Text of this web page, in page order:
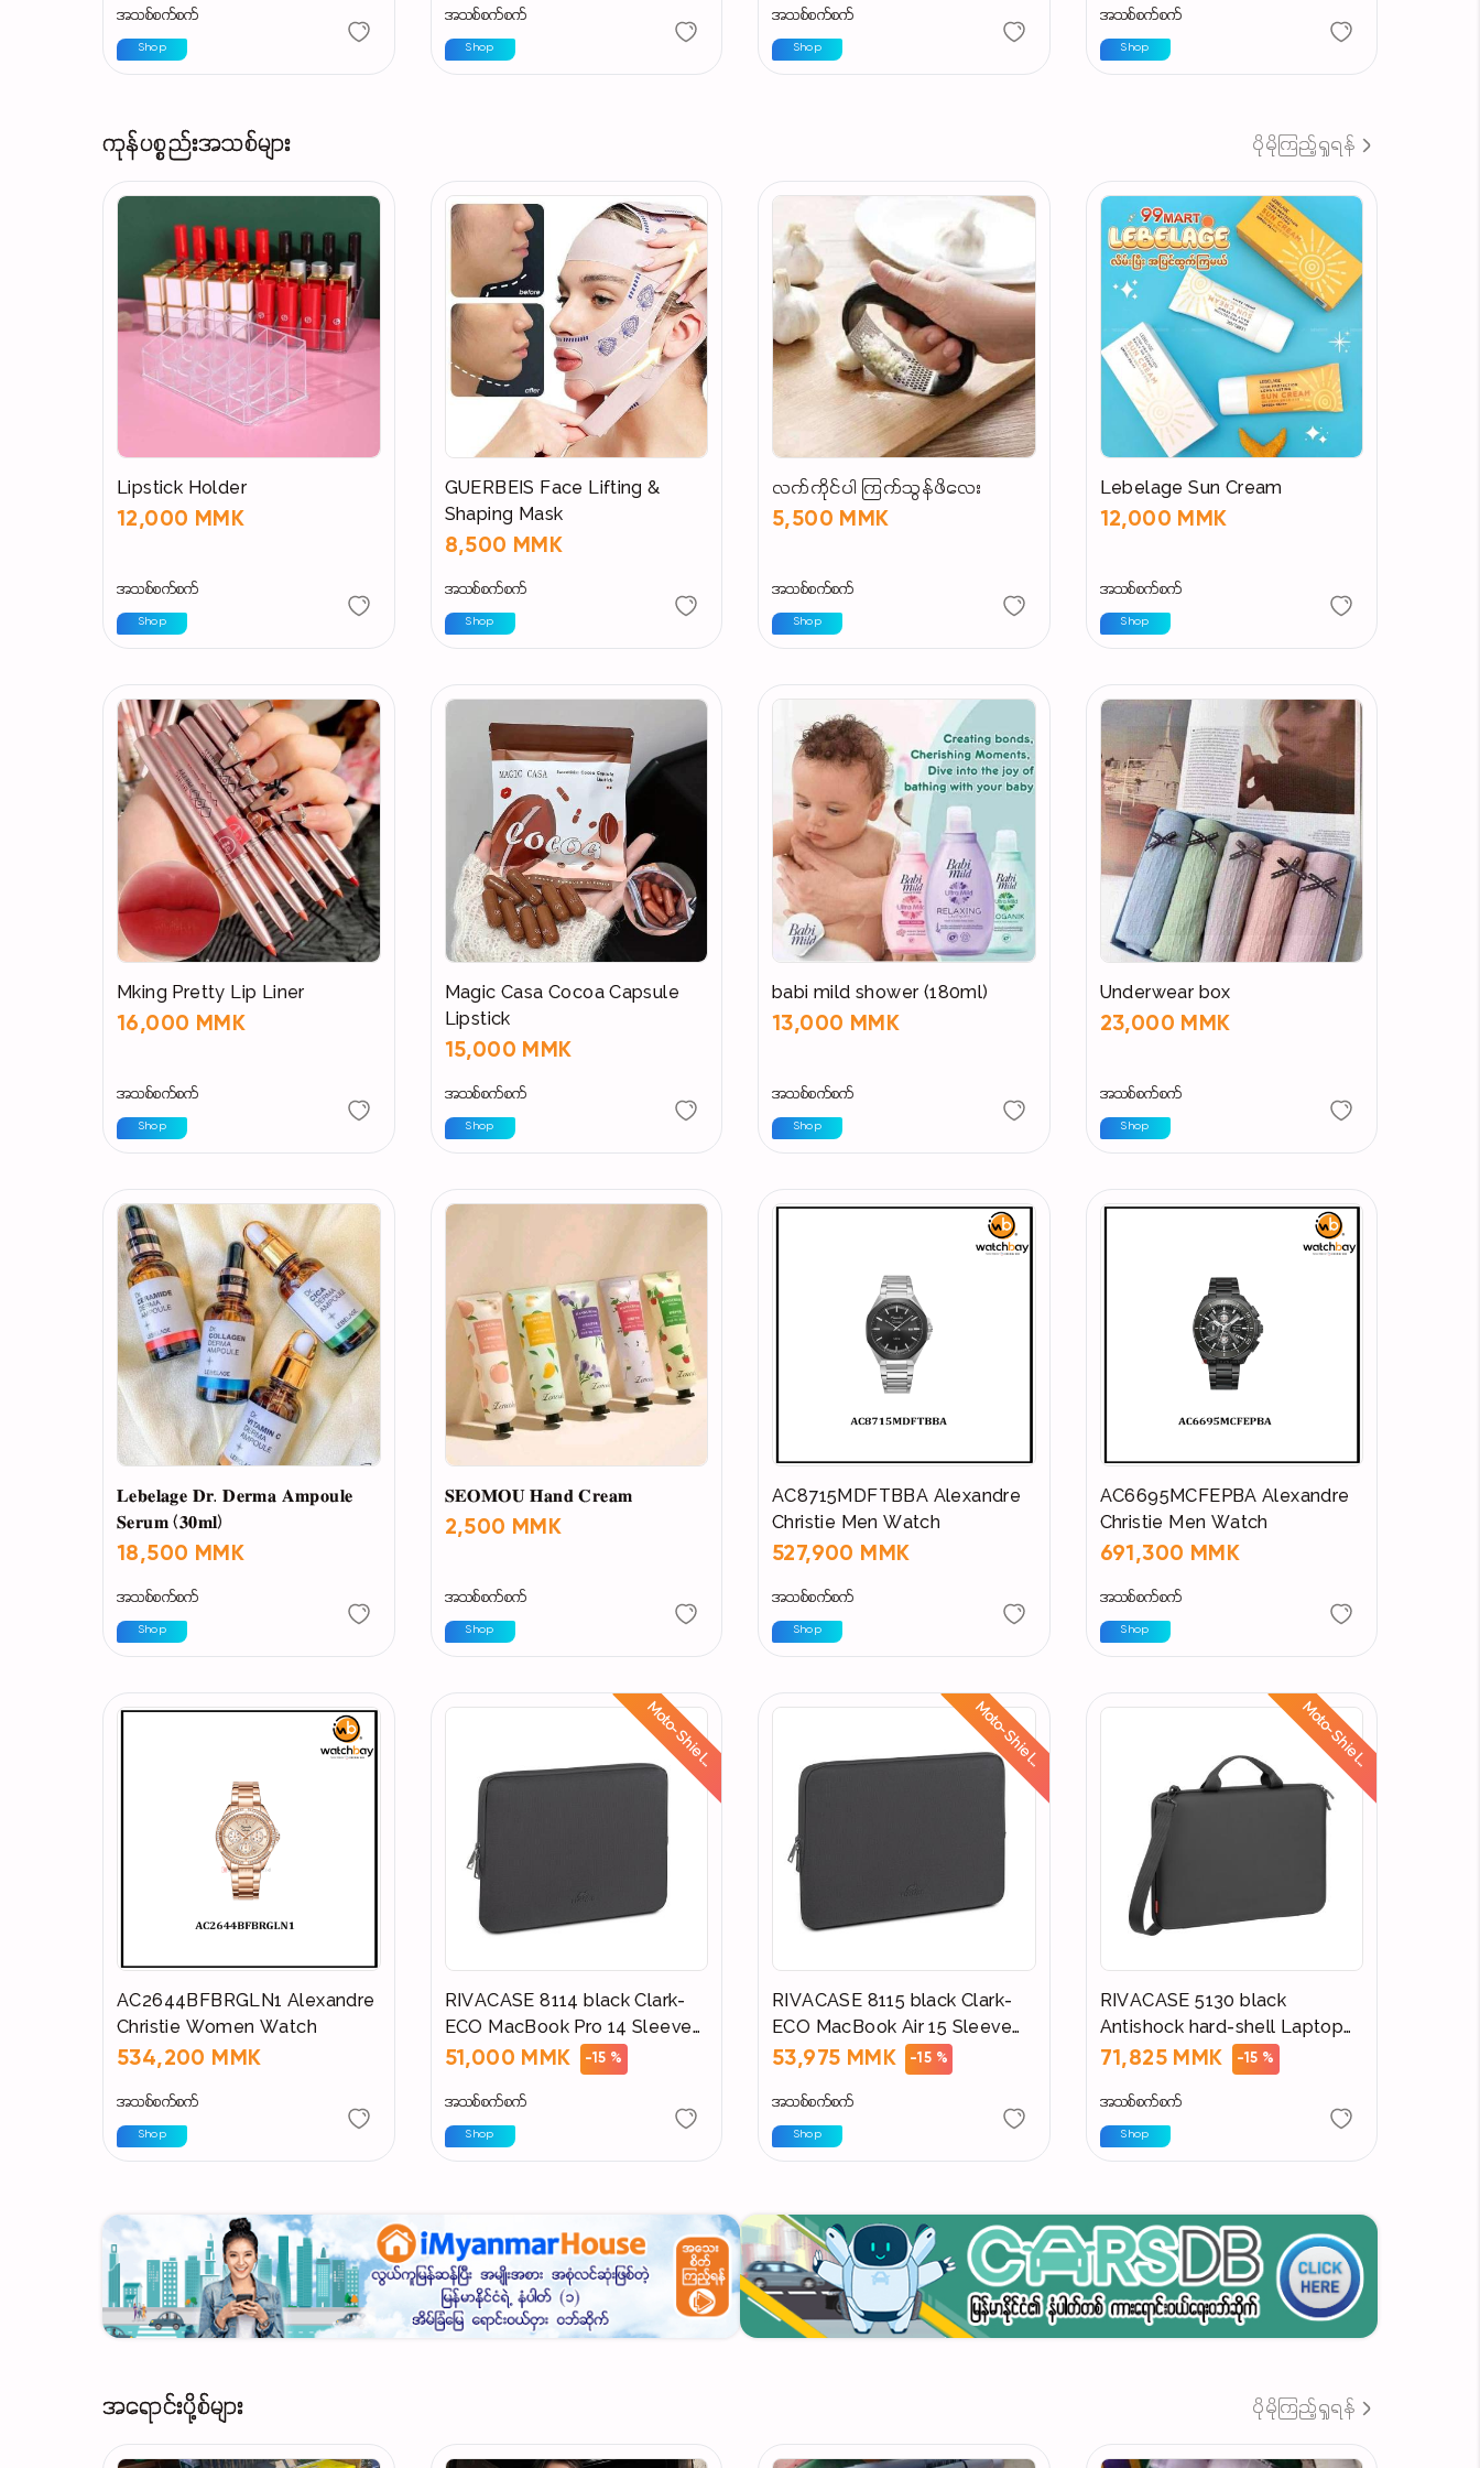
အသစ်စက်စက်
Shop
အသစ်စက်စက်
Shop
အသစ်စက်စက်
Shop
အသစ်စက်စက်
Shop
ကုန်ပစ္စည်းအသစ်များ ပိုမိုကြည့်ရှုရန်
Lipstick Holder
12,000 MMK
အသစ်စက်စက်
Shop
GUERBEIS Face Lifting &
Shaping Mask
8,500 MMK
အသစ်စက်စက်
Shop
လက်ကိုင်ပါ ကြက်သွန်ဖိလေး
5,500 MMK
အသစ်စက်စက်
Shop
Lebelage Sun Cream
12,000 MMK
အသစ်စက်စက်
Shop
Mking Pretty Lip Liner
16,000 MMK
အသစ်စက်စက်
Shop
Magic Casa Cocoa Capsule
Lipstick
15,000 MMK
အသစ်စက်စက်
Shop
babi mild shower (180ml)
13,000 MMK
အသစ်စက်စက်
Shop
Underwear box
23,000 MMK
အသစ်စက်စက်
Shop
𝐋𝐞𝐛𝐞𝐥𝐚𝐠𝐞 𝐃𝐫. 𝐃𝐞𝐫𝐦𝐚 𝐀𝐦𝐩𝐨𝐮𝐥𝐞
𝐒𝐞𝐫𝐮𝐦 (𝟑𝟎𝐦𝐥)
18,500 MMK
အသစ်စက်စက်
Shop
𝐒𝐄𝐎𝐌𝐎𝐔 𝐇𝐚𝐧𝐝 𝐂𝐫𝐞𝐚𝐦
2,500 MMK
အသစ်စက်စက်
Shop
AC8715MDFTBBA Alexandre
Christie Men Watch
527,900 MMK
အသစ်စက်စက်
Shop
AC6695MCFEPBA Alexandre
Christie Men Watch
691,300 MMK
အသစ်စက်စက်
Shop
AC2644BFBRGLN1 Alexandre
Christie Women Watch
534,200 MMK
အသစ်စက်စက်
Shop
M
o
t
o
-
S
h
i
e
l
d
:
R
i
d
e
S
a
f
e
,
S
t
a
y
D
r
y
RIVACASE 8114 black Clark-
ECO MacBook Pro 14 Sleeve
(Waterproof zip)
51,000 MMK -15 %
အသစ်စက်စက်
Shop
M
o
t
o
-
S
h
i
e
l
d
:
R
i
d
e
S
a
f
e
,
S
t
a
y
D
r
y
RIVACASE 8115 black Clark-
ECO MacBook Air 15 Sleeve
(Waterproof zip)
53,975 MMK -15 %
အသစ်စက်စက်
Shop
M
o
t
o
-
S
h
i
e
l
d
:
R
i
d
e
S
a
f
e
,
S
t
a
y
D
r
y
RIVACASE 5130 black
Antishock hard-shell Laptop
Case
71,825 MMK -15 %
အသစ်စက်စက်
Shop
အရောင်းပို့စ်များ ပိုမိုကြည့်ရှုရန်